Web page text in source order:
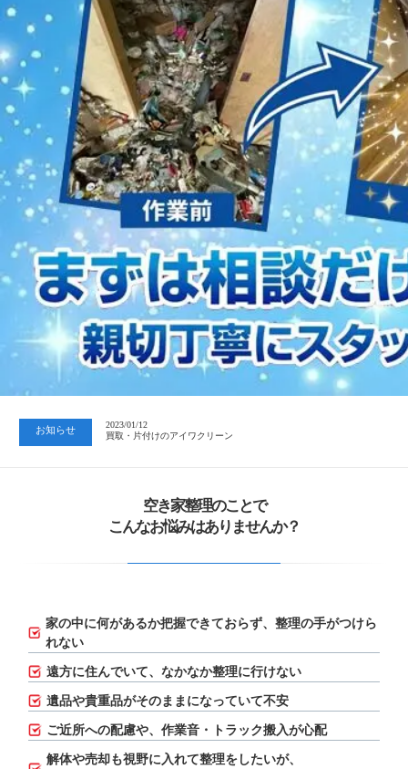
お知らせ
2023/01/12
買取・片付けのアイワクリーン
2023/07/24
中日新聞 岐阜版「空き家対策SOS」コーナーに掲載いただきまし…
2023/01/12
買取・片付けのアイワクリーン
空き家整理のことで
こんなお悩みはありませんか？
家の中に何があるか把握できておらず、 整理の手がつけら
れない
遠方に住んでいて、なかなか整理に行けない
遺品や貴重品がそのままになっていて不安
ご近所への配慮や、作業音・トラック搬入が心配
解体や売却も視野に入れて整理をしたいが、